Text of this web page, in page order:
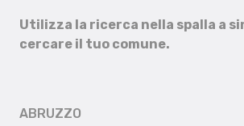
Utilizza la ricerca nella spalla a
cercare il tuo comune.
ABRUZZO